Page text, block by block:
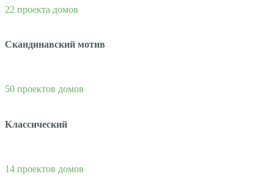
22 проекта домов
Скандинавский мотив
50 проектов домов
Классический
14 проектов домов